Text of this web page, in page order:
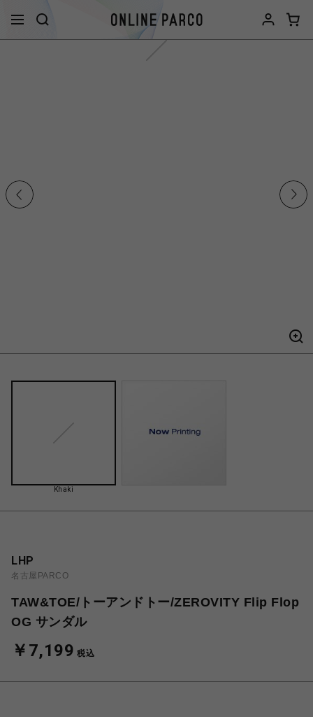
Khaki
LHP
名古屋PARCO
TAW&TOE/トーアンドトー/ZEROVITY Flip Flop
OG サンダル
￥7,199 税込